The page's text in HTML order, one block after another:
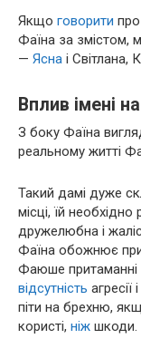
Якщо говорити про
Фаїна за змістом,
— Ясна і Світлана,
Вплив імені
З боку Фаїна
реальному житті
Такий дамі дуже
місці, їй
дружелюбна і
Фаїна обожнює
Фаюше притаманні
відсутність
піти на брехню,
користі, ніж шкоди.